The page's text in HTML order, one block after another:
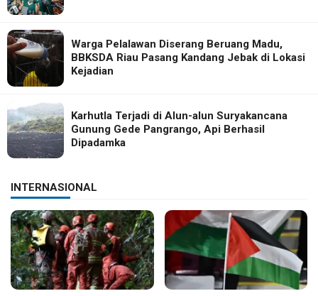
Warga Pelalawan Diserang Beruang Madu,
BBKSDA Riau Pasang Kandang Jebak di Lokasi
Kejadian
Karhutla Terjadi di Alun-alun Suryakancana
Gunung Gede Pangrango, Api Berhasil
Dipadamka
INTERNASIONAL